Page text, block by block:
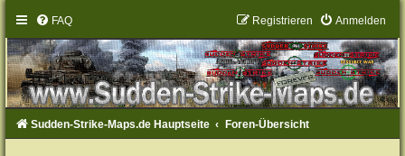
FAQ Anmelden
Registrieren
Sudden-Strike-Maps.de Hauptseite Foren-Übersicht